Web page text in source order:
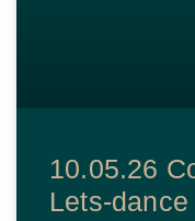
10.05.26
Lets-dance